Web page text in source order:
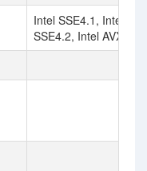
Intel SSE4.1, Intel
SSE4.2, Intel AVX2